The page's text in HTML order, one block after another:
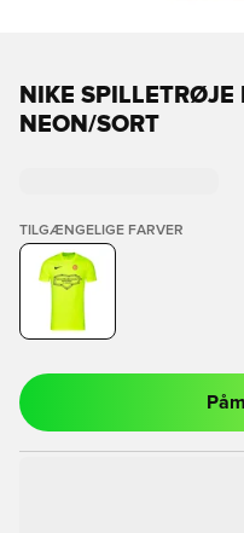
NIKE SPILLETRØJE
NEON/SORT
TILGÆNGELIGE FARVER